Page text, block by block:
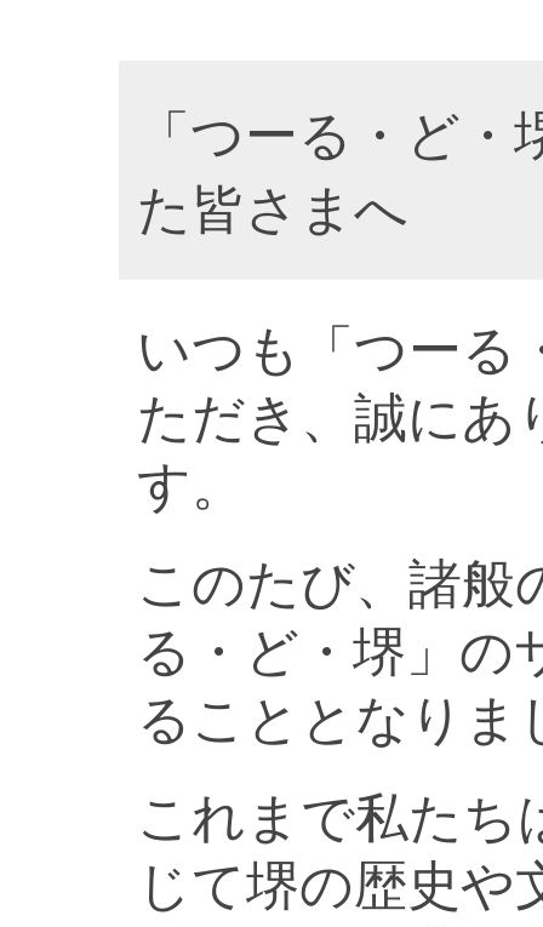
「つーる・ど
た皆さまへ
いつも「つーる
ただき、誠にあ
す。
このたび、諸般
る・ど・堺」の
ることとなりま
これまで私たち
じて堺の歴史や